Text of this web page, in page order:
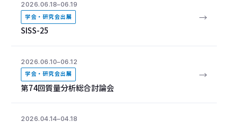
2026.06.18–06.19
学会・研究会出展
SISS-25
→
2026.06.10–06.12
学会・研究会出展
第74回質量分析総合討論会
→
2026.04.14–04.18